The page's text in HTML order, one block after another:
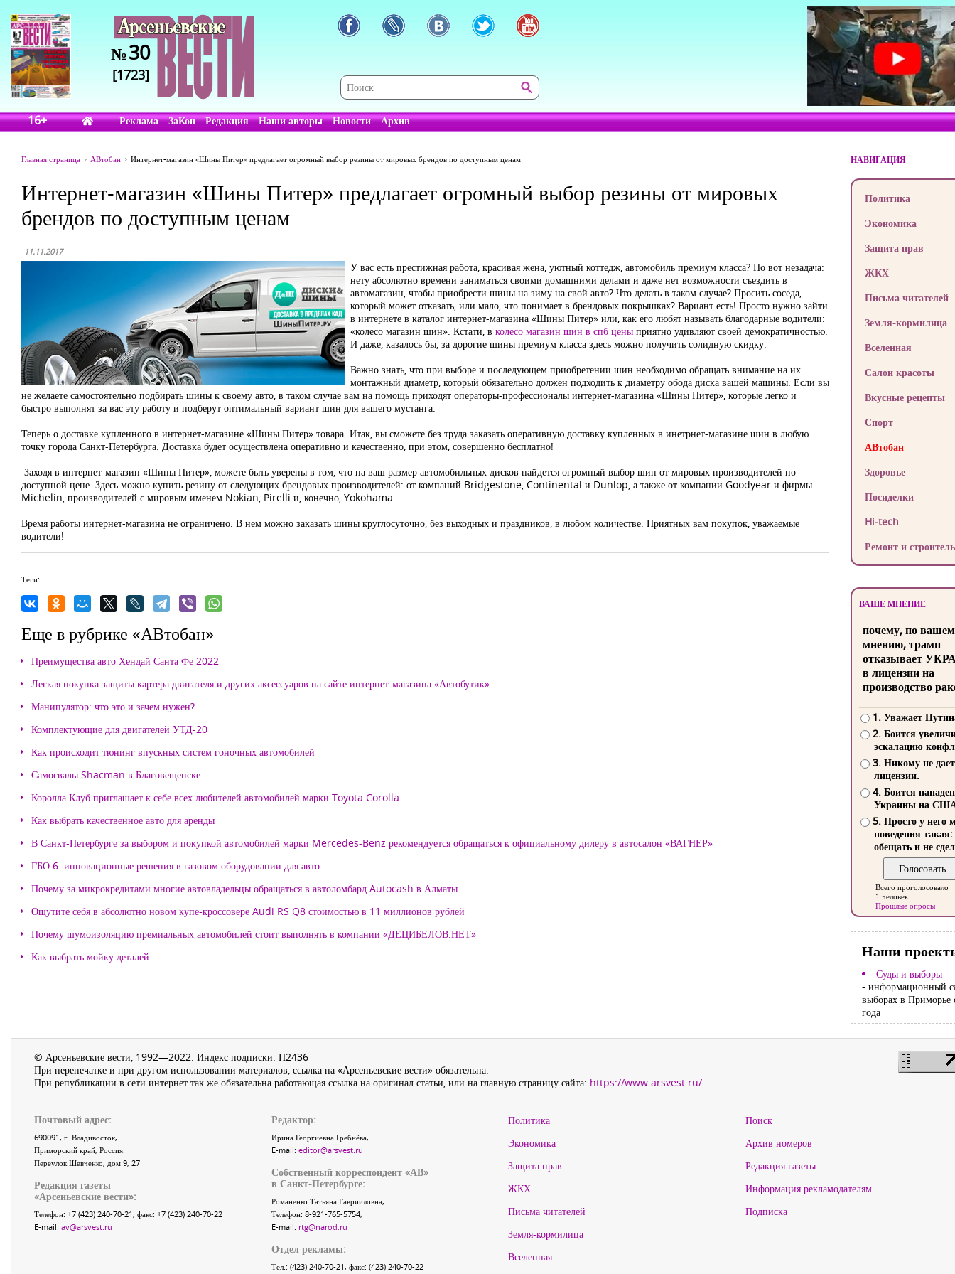
№30
[1723]
16+ Реклама ЗаКон Редакция Наши авторы Новости Архив
Главная страница АВтобан Интернет-магазин «Шины Питер» предлагает огромный выбор резины от мировых брендов по доступным ценам
Интернет-магазин «Шины Питер» предлагает огромный выбор резины от мировых
брендов по доступным ценам
11.11.2017
У вас есть престижная работа, красивая жена, уютный коттедж, автомобиль премиум класса? Но вот незадача:
нету абсолютно времени заниматься своими домашними делами и даже нет возможности съездить в
автомагазин, чтобы приобрести шины на зиму на свой авто? Что делать в таком случае? Просить соседа,
который может отказать, или мало, что понимает в брендовых покрышках? Вариант есть! Просто нужно зайти
в интернете в каталог интернет-магазина «Шины Питер» или, как его любят называть благодарные водители:
«колесо магазин шин». Кстати, в колесо магазин шин в спб ценыприятно удивляют своей демократичностью.
И даже, казалось бы, за дорогие шины премиум класса здесь можно получить солидную скидку.
Важно знать, что при выборе и последующем приобретении шин необходимо обращать внимание на их
монтажный диаметр, который обязательно должен подходить к диаметру обода диска вашей машины. Если вы
не желаете самостоятельно подбирать шины к своему авто, в таком случае вам на помощь приходят операторы-профессионалы интернет-магазина «Шины Питер», которые легко и
быстро выполнят за вас эту работу и подберут оптимальный вариант шин для вашего мустанга.
Теперь о доставке купленного в интернет-магазине «Шины Питер» товара. Итак, вы сможете без труда заказать оперативную доставку купленных в инетрнет-магазине шин в любую
точку города Санкт-Петербурга. Доставка будет осуществлена оперативно и качественно, при этом, совершенно бесплатно!
Заходя в интернет-магазин «Шины Питер», можете быть уверены в том, что на ваш размер автомобильных дисков найдется огромный выбор шин от мировых производителей по
доступной цене. Здесь можно купить резину от следующих брендовых производителей: от компаний Bridgestone, Continental и Dunlop, а также от компании Goodyear и фирмы
Michelin, производителей с мировым именем Nokian, Pirelli и, конечно, Yokohama.
Время работы интернет-магазина не ограничено. В нем можно заказать шины круглосуточно, без выходных и праздников, в любом количестве. Приятных вам покупок, уважаемые
водители!
Теги:
Еще в рубрике «АВтобан»
Преимущества авто Хендай Санта Фе 2022
Легкая покупка защиты картера двигателя и других аксессуаров на сайте интернет-магазина «Автобутик»
Манипулятор: что это и зачем нужен?
Комплектующие для двигателей УТД-20
Как происходит тюнинг впускных систем гоночных автомобилей
Самосвалы Shacman в Благовещенске
Королла Клуб приглашает к себе всех любителей автомобилей марки Toyota Corolla
Как выбрать качественное авто для аренды
В Санкт-Петербурге за выбором и покупкой автомобилей марки Mercedes-Benz рекомендуется обращаться к официальному дилеру в автосалон «ВАГНЕР»
ГБО 6: инновационные решения в газовом оборудовании для авто
Почему за микрокредитами многие автовладельцы обращаться в автоломбард Autocash в Алматы
Ощутите себя в абсолютно новом купе-кроссовере Audi RS Q8 стоимостью в 11 миллионов рублей
Почему шумоизоляцию премиальных автомобилей стоит выполнять в компании «ДЕЦИБЕЛОВ.НЕТ»
Как выбрать мойку деталей
НАВИГАЦИЯ
Политика
Экономика
Защита прав
ЖКХ
Письма читателей
Земля-кормилица
Вселенная
Салон красоты
Вкусные рецепты
Спорт
АВтобан
Здоровье
Посиделки
Hi-tech
Ремонт и
ВАШЕ МНЕНИЕ
почему, по
мнению, трамп
отказывает
в лицензии на
производство
1. Уважает
2. Боится
эскалацию
3. Никому не
лицензии.
4. Боится
Украины на
5. Просто у него
поведения такая:
обещать и не
Всего проголосовало
1 человек
Прошлые опросы
Наши
Суды и выборы
- информационный
выборах в Приморье
года
© Арсеньевские вести, 1992—2022. Индекс подписки: П2436
При перепечатке и при другом использовании материалов, ссылка на «Арсеньевские вести» обязательна.
При републикации в сети интернет так же обязательна работающая ссылка на оригинал статьи, или на главную страницу сайта: https://www.arsvest.ru/
Почтовый адрес:
690091, г. Владивосток,
Приморский край, Россия.
Переулок Шевченко, дом 9, 27
Редакция газеты
«Арсеньевские вести»:
Телефон: +7 (423) 240-70-21, факс: +7 (423) 240-70-22
E-mail: av@arsvest.ru
Редактор:
Ирина Георгиевна Гребнёва,
E-mail: editor@arsvest.ru
Собственный корреспондент «АВ»
в Санкт-Петербурге:
Романенко Татьяна Гаврииловна,
Телефон: 8-921-765-5754,
E-mail: rtg@narod.ru
Отдел рекламы:
Тел.: (423) 240-70-21, факс: (423) 240-70-22
Политика
Экономика
Защита прав
ЖКХ
Письма читателей
Земля-кормилица
Вселенная
Поиск
Архив номеров
Редакция газеты
Информация рекламодателям
Подписка